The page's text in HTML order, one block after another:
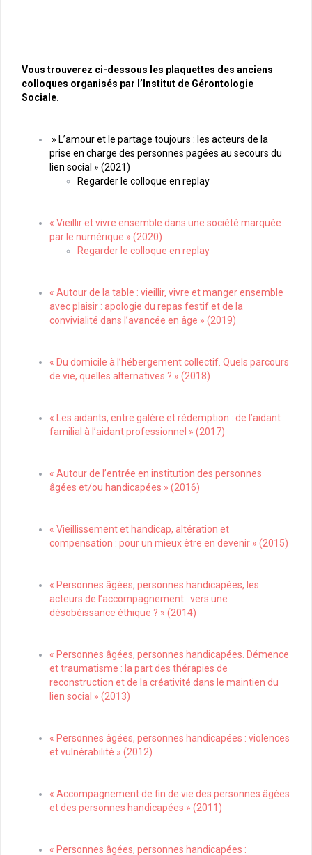
Vous trouverez ci-dessous les plaquettes des anciens
colloques organisés par l’Institut de Gérontologie
Sociale.
» L’amour et le partage toujours : les acteurs de la
prise en charge des personnes pagées au secours du
lien social » (2021)
Regarder le colloque en replay
« Vieillir et vivre ensemble dans une société marquée
par le numérique » (2020)
Regarder le colloque en replay
« Autour de la table : vieillir, vivre et manger ensemble
avec plaisir : apologie du repas festif et de la
convivialité dans l’avancée en âge » (2019)
« Du domicile à l’hébergement collectif. Quels parcours
de vie, quelles alternatives ? » (2018)
« Les aidants, entre galère et rédemption : de l’aidant
familial à l’aidant professionnel » (2017)
« Autour de l’entrée en institution des personnes
âgées et/ou handicapées » (2016)
« Vieillissement et handicap, altération et
compensation : pour un mieux être en devenir » (2015)
« Personnes âgées, personnes handicapées, les
acteurs de l’accompagnement : vers une
désobéissance éthique ? » (2014)
« Personnes âgées, personnes handicapées. Démence
et traumatisme : la part des thérapies de
reconstruction et de la créativité dans le maintien du
lien social » (2013)
« Personnes âgées, personnes handicapées : violences
et vulnérabilité » (2012)
« Accompagnement de fin de vie des personnes âgées
et des personnes handicapées » (2011)
« Personnes âgées, personnes handicapées :